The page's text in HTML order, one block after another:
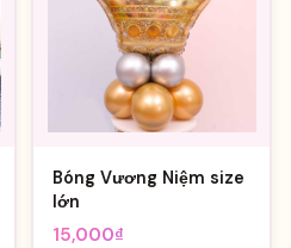
Bóng Vương Niệm size
lớn
15,000₫